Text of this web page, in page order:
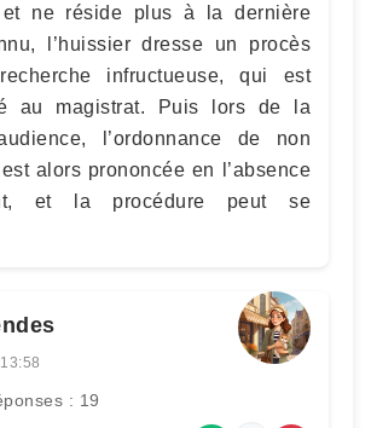
et ne réside plus à la dernière
l’huissier dresse un procès
infructueuse, qui est
au magistrat. Puis lors de la
l’ordonnance de non
alors prononcée en l’absence
et la procédure peut se
: 19